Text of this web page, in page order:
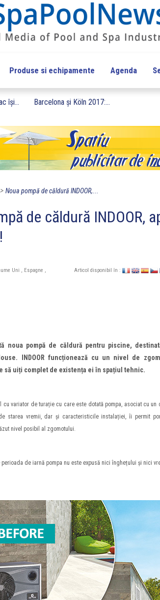
Produse si echipamente Agenda
își... Barcelona și Köln 2017:...
> Noua pompă de căldură INDOOR,...
de căldură INDOOR,
Uni , Espagne ,
Articol disponibil în :
noua pompă de căldură pentru piscine,
INDOOR funcționează cu un nivel de
să uiți complet de existența ei în spațiul tehnic.
cu variator de turație cu care este dotată pompa, asociat cu un
starea vremii, dar și caracteristicile instalației, îi permit
nivel posibil al zgomotului.
perioada de iarnă pompa nu este expusă nici înghețului și nici